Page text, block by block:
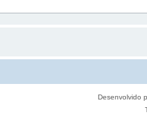
Desenvolvido